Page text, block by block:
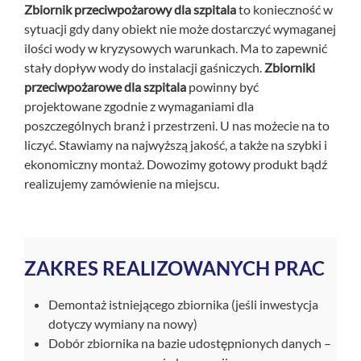
O nas
Kontakt
Zbiornik przeciwpożarowy dla szpitalato konieczność w
sytuacji gdy dany obiekt nie może dostarczyć wymaganej
ilości wody w kryzysowych warunkach. Ma to zapewnić
stały dopływ wody do instalacji gaśniczych. Zbiorniki
przeciwpożarowe dla szpitala powinny być
projektowane zgodnie z wymaganiami dla
poszczególnych branż i przestrzeni. U nas możecie na to
liczyć. Stawiamy na najwyższą jakość, a także na szybki i
ekonomiczny montaż. Dowozimy gotowy produkt bądź
realizujemy zamówienie na miejscu.
ZAKRES REALIZOWANYCH PRAC
Demontaż istniejącego zbiornika (jeśli inwestycja
dotyczy wymiany na nowy)
Dobór zbiornika na bazie udostępnionych danych –